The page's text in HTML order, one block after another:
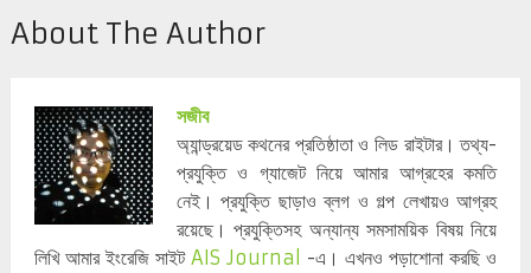
About The Author
সজীব
অ্যান্ড্রয়েড কথনের প্রতিষ্ঠাতা ও লিড রাইটার। তথ্য-
প্রযুক্তি ও গ্যাজেট নিয়ে আমার আগ্রহের কমতি
নেই। প্রযুক্তি ছাড়াও ব্লগ ও গল্প লেখায়ও আগ্রহ
রয়েছে। প্রযুক্তিসহ অন্যান্য সমসাময়িক বিষয় নিয়ে
লিখি আমার ইংরেজি সাইট AIS Journal -এ। এখনও পড়াশোনা করছি ও